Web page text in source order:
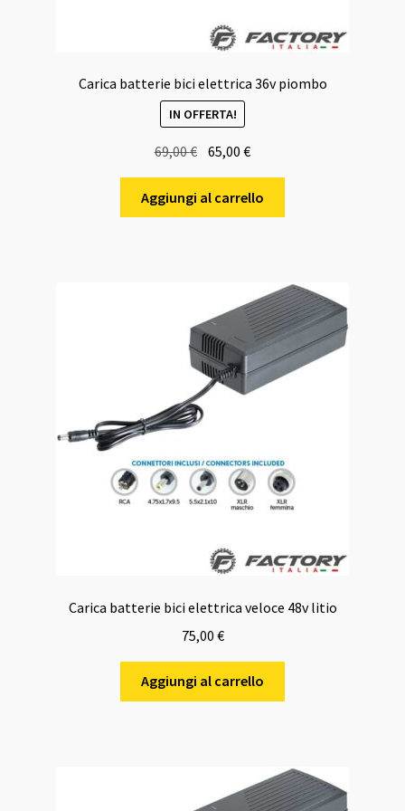
Carica batterie bici elettrica 36v piombo
IN OFFERTA!
69,00€
originale
era:
65,00€Il
attuale
è:
Aggiungi al carrello
Carica batterie bici elettrica veloce 48v litio
75,00 €
Aggiungi al carrello